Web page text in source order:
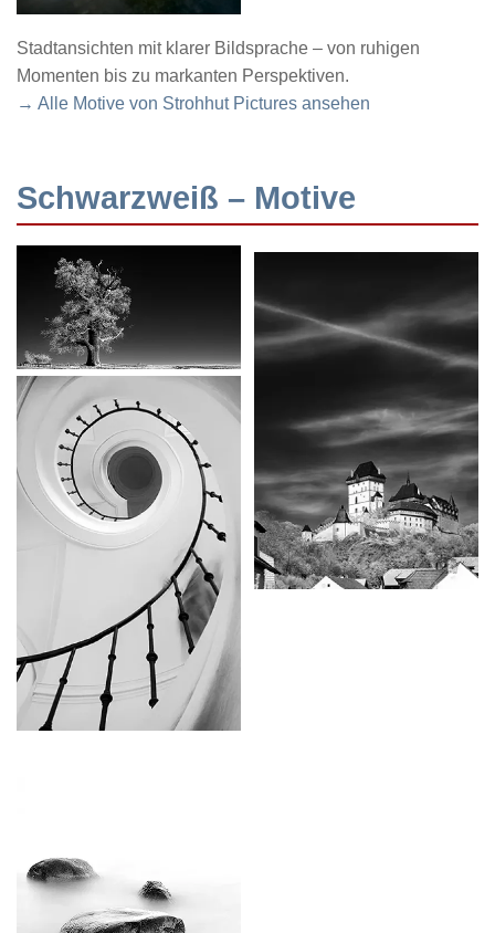
Stadtansichten mit klarer Bildsprache – von ruhigen
Momenten bis zu markanten Perspektiven.
→ Alle Motive von Strohhut Pictures ansehen
Schwarzweiß – Motive